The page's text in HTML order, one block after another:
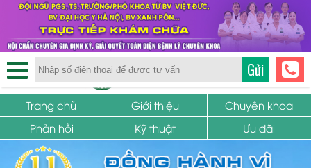
TRUNG TÂM PHỤ KHOA
SỨC KHỎE SINH SẢN
Trang chủ Giới thiệu
Chuyên khoa
Phản hồi
Kỹ thuật Ưu đãi
Gửi